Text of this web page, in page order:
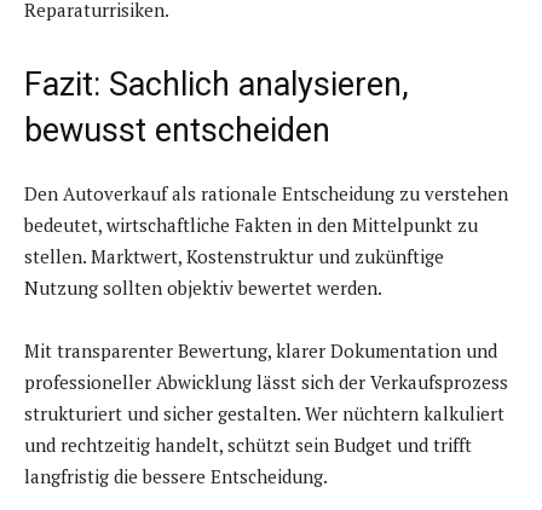
Reparaturrisiken.
Fazit: Sachlich analysieren,
bewusst entscheiden
Den Autoverkauf als rationale Entscheidung zu verstehen
bedeutet, wirtschaftliche Fakten in den Mittelpunkt zu
stellen. Marktwert, Kostenstruktur und zukünftige
Nutzung sollten objektiv bewertet werden.
Mit transparenter Bewertung, klarer Dokumentation und
professioneller Abwicklung lässt sich der Verkaufsprozess
strukturiert und sicher gestalten. Wer nüchtern kalkuliert
und rechtzeitig handelt, schützt sein Budget und trifft
langfristig die bessere Entscheidung.